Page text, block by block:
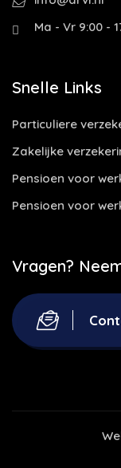
Ma - Vr 9:00 -
Snelle Links
Particuliere
Zakelijke
Pensioen voor
Pensioen voor
Vragen?